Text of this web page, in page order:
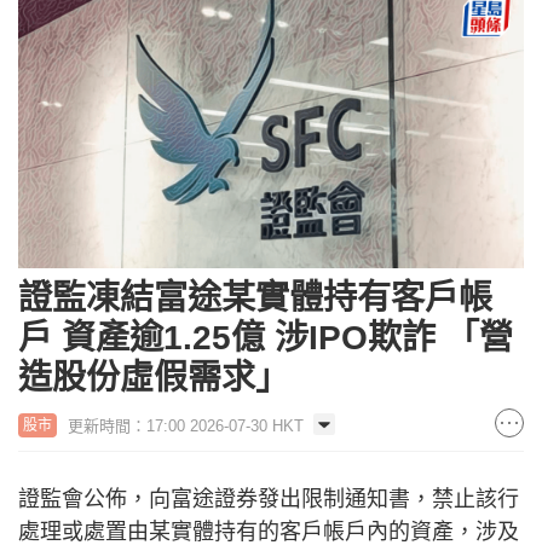
證監凍結富途某實體持有客戶帳
戶 資產逾1.25億 涉IPO欺詐 「營
造股份虛假需求」
股市 更新時間：17:00 2026-07-30 HKT
證監會公佈，向富途證券發出限制通知書，禁止該行
處理或處置由某實體持有的客戶帳戶內的資產，涉及